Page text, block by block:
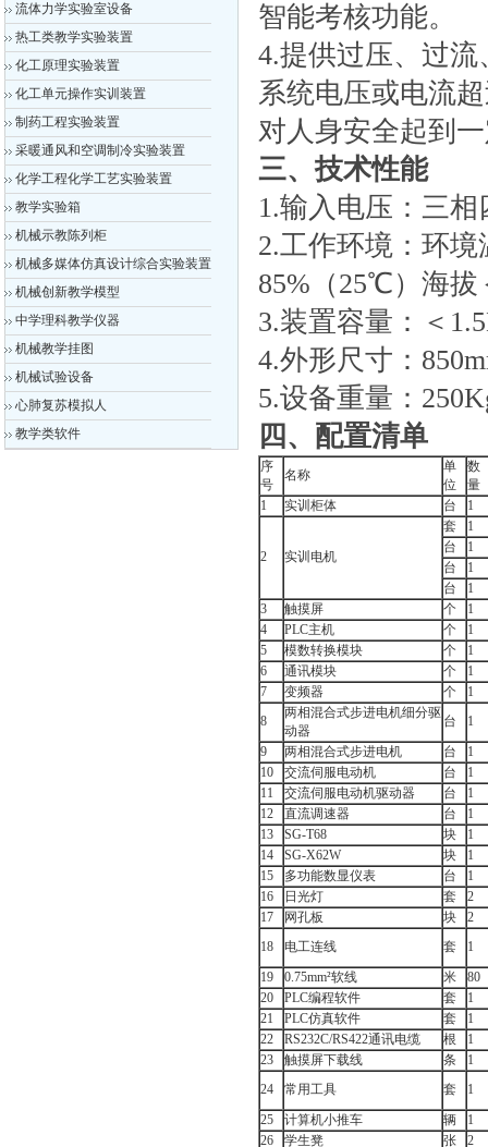
流体力学实验室设备
热工类教学实验装置
化工原理实验装置
化工单元操作实训装置
制药工程实验装置
采暖通风和空调制冷实验装置
化学工程化学工艺实验装置
教学实验箱
机械示教陈列柜
机械多媒体仿真设计综合实验装置
机械创新教学模型
中学理科教学仪器
机械教学挂图
机械试验设备
心肺复苏模拟人
教学类软件
智能考核功能。
4.提供过压、过
系统电压或电流
对人身安全起到
三、技术性能
1.输入电压：三相
2.工作环境：环
85%（25℃）海拔
3.装置容量：＜
4.外形尺寸：
5.设备重量：
四、配置清单
序
号
名称
单
位
数
量
1
实训柜体 台 1
2 实训电机
套
1
台
1
台
1
台
1
3
触摸屏 个
1
4
PLC主机 个
1
5
模数转换模块 个
1
6
通讯模块 个
1
7
变频器 个
1
8
两相混合式步进电机细分驱
动器
台
1
9
两相混合式步进电机 台
1
10
交流伺服电动机 台
1
11
交流伺服电动机驱动器 台
1
12
直流调速器 台
1
13
SG-T68 块
1
14
SG-X62W 块
1
15
多功能数显仪表 台
1
16
日光灯 套
2
17
网孔板 块
2
18
电工连线 套
1
19
0.75mm²软线 米
80
20
PLC编程软件 套
1
21
PLC仿真软件 套
1
22
RS232C/RS422通讯电缆 根
1
23
触摸屏下载线 条
1
24
常用工具 套
1
25
计算机小推车 辆
1
26
学生凳 张 2